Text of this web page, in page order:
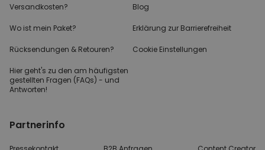
Versandkosten?
Wo ist mein Paket?
Rücksendungen & Retouren?
Hier geht's zu den am häufigsten
gestellten Fragen (FAQs) - und
Antworten!
Blog
Erklärung zur Barrierefreiheit
Cookie Einstellungen
Partnerinfo